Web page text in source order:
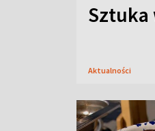
Sztuka
Aktualności